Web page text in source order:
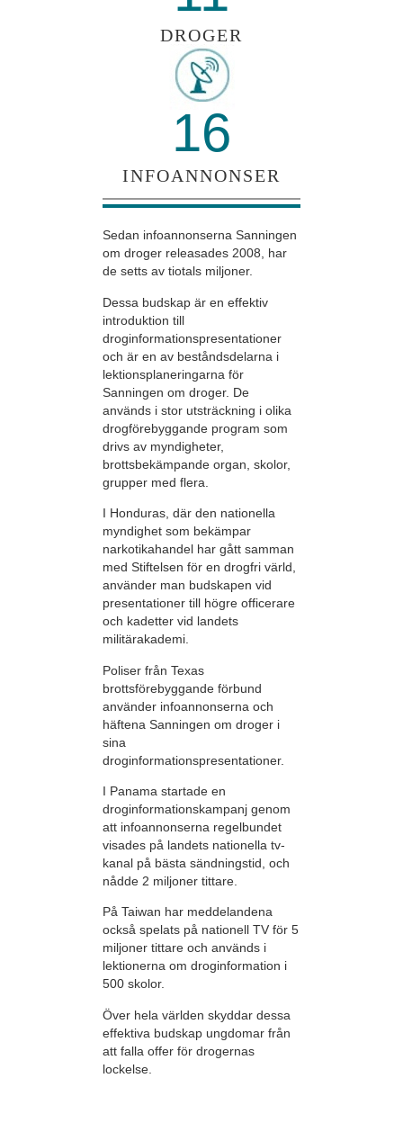
DROGER
16
INFOANNONSER
Sedan infoannonserna Sanningen
om droger releasades 2008, har
de setts av tiotals miljoner.
Dessa budskap är en effektiv
introduktion till
droginformationspresentationer
och är en av beståndsdelarna i
lektionsplaneringarna för
Sanningen om droger. De
används i stor utsträckning i olika
drogförebyggande program som
drivs av myndigheter,
brottsbekämpande organ, skolor,
grupper med flera.
I Honduras, där den nationella
myndighet som bekämpar
narkotikahandel har gått samman
med Stiftelsen för en drogfri värld,
använder man budskapen vid
presentationer till högre officerare
och kadetter vid landets
militärakademi.
Poliser från Texas
brottsförebyggande förbund
använder infoannonserna och
häftena Sanningen om droger i
sina
droginformationspresentationer.
I Panama startade en
droginformationskampanj genom
att infoannonserna regelbundet
visades på landets nationella tv-
kanal på bästa sändningstid, och
nådde 2 miljoner tittare.
På Taiwan har meddelandena
också spelats på nationell TV för 5
miljoner tittare och används i
lektionerna om droginformation i
500 skolor.
Över hela världen skyddar dessa
effektiva budskap ungdomar från
att falla offer för drogernas
lockelse.